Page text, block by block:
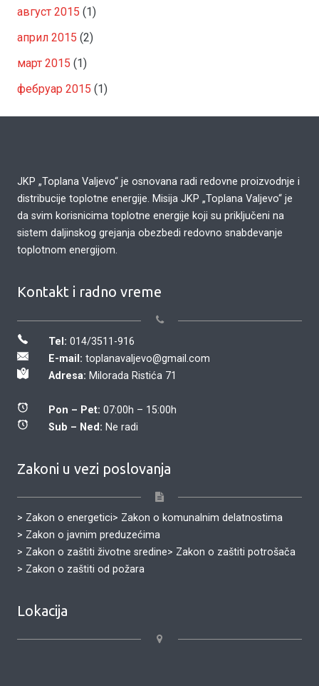
август 2015 (1)
април 2015 (2)
март 2015 (1)
фебруар 2015 (1)
JKP „Toplana Valjevo“ je osnovana radi redovne proizvodnje i
distribucije toplotne energije. Misija JKP „Toplana Valjevo“ je
da svim korisnicima toplotne energije koji su priključeni na
sistem daljinskog grejanja obezbedi redovno snabdevanje
toplotnom energijom.
Kontakt i radno vreme
Tel: 014/3511-916
E-mail: toplanavaljevo@gmail.com
Adresa: Milorada Ristića 71
Pon – Pet: 07:00h – 15:00h
Sub – Ned: Ne radi
Zakoni u vezi poslovanja
> Zakon o energetici> Zakon o komunalnim delatnostima
> Zakon o javnim preduzećima
> Zakon o zaštiti životne sredine> Zakon o zaštiti potrošača
> Zakon o zaštiti od požara
Lokacija